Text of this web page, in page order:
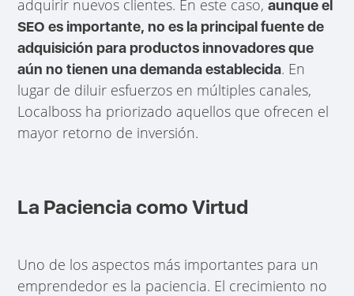
adquirir nuevos clientes. En este caso,aunque el
SEO es importante, no es la principal fuente de
adquisición para productos innovadores que
aún no tienen una demanda establecida. En
lugar de diluir esfuerzos en múltiples canales,
Localboss ha priorizado aquellos que ofrecen el
mayor retorno de inversión.
La Paciencia como Virtud
Uno de los aspectos más importantes para un
emprendedor es la paciencia. El crecimiento no